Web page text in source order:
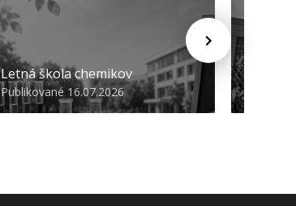
Letná škola chemikov
Publikované 16.07.2026